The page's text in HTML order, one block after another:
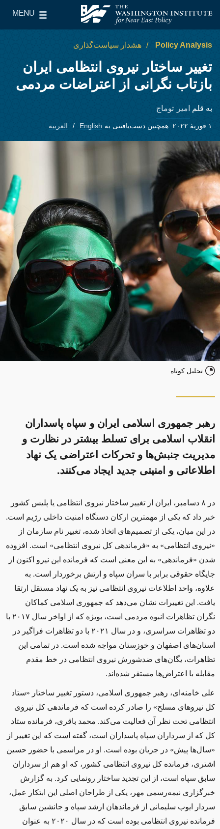
The Washington Institute for Near East Policy
MENU
Main Menu
Policy Analysis هشدار سیاست‌گذاری
تغییر ساختار نیروی انتظامی ایران
بازتاب نگرانی از اعتراضات مردمی
به قلم امیر توماج
۱ فوریهٔ ۲۰۲۲ همچنین دست‌یافتنی به English العربية
تحلیل کوتاه
رهبر جمهوری اسلامی ایران و سپاه پاسداران
انقلاب اسلامی برای تسلط بیشتر در نظارت و
مدیریت جنبش‌ها و تحرکات اعتراضی یک نهاد
اطلاعاتی و امنیتی جدید ایجاد می‌کنند.
در ۸ دسامبر، ایران از تغییر ساختار نیروی انتظامی یا پلیس کشور
خبر داد که یکی از مهمترین ارکان دستگاه امنیت داخلی رژیم است.
در این میان، یکی از تصمیم‌های اتخاذ شده، تغییر نام سازمان از
«نیروی انتظامی» به «فرماندهی کل نیروی انتظامی» است. افزوده
شدن «فرماندهی» به این معنی است که فرمانده این نیرو اکنون از
جایگاه حقوقی برابر با سران سپاه و ارتش برخوردار است. به
علاوه، واحد اطلاعات نیروی انتظامی نیز به یک نهاد مستقل ارتقا
یافت. این تغییرات نشان می‌دهد که جمهوری اسلامی کماکان
نگران تظاهرات انبوه مردمی است، بویژه که از اواخر سال ۲۰۱۷ با
دو تظاهرات سراسری، و در سال ۲۰۲۱ با دو تظاهرات فراگیر در
استان‌های اصفهان و خوزستان مواجه شده است. در تمامی این
تظاهرات، یگان‌های ضدشورش نیروی انتظامی در خط مقدم
مقابله با اعتراض‌ها مستقر شده‌اند.
علی خامنه‌ای، رهبر جمهوری اسلامی، دستور تغییر ساختار «ستاد
کل نیروهای مسلح» را صادر کرده است که فرماندهی کل نیروی
انتظامی تحت نظر آن فعالیت می‌کند. محمد باقری، فرمانده ستاد
کل که از سرداران سپاه پاسداران است، گفته است که این تغییر از
«سال‌ها پیش» در جریان بوده است. او در مراسمی با حضور حسین
اشتری، فرمانده کل نیروی انتظامی کشور، که او هم از سرداران
سابق سپاه است، از این تجدید ساختار رونمایی کرد. به گزارش
خبرگزاری نیمه‌رسمی مهر، یکی از طراحان اصلی این ابتکار عمل،
سردار ایوب سلیمانی از فرماندهان ارشد سپاه و جانشین سابق
فرمانده نیروی انتظامی بوده است که در سال ۲۰۲۰ به عنوان